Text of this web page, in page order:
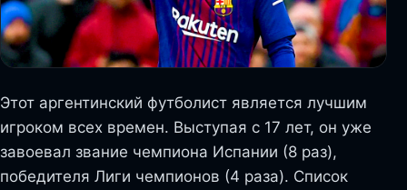
Этот аргентинский футболист является лучшим
игроком всех времен. Выступая с 17 лет, он уже
завоевал звание чемпиона Испании (8 раз),
победителя Лиги чемпионов (4 раза). Список